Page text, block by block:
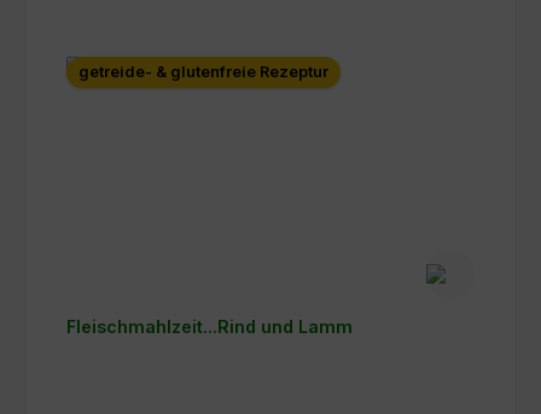
getreide- & glutenfreie Rezeptur
Fleischmahlzeit...Rind und Lamm